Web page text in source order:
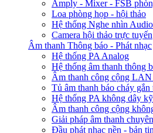
Amply - Mixer - FSB
Loa phòng họp - hội thảo
Hệ thống Nghe nhìn
Camera hội thảo trực tuyến
Âm thanh Thông báo - Phát nhạc
Hệ thống PA Analog
Hệ thống âm thanh thông
Âm thanh công cộng
Tủ âm thanh báo cháy gắn
Hệ thống PA không dây
Âm thanh công cộng
Giải pháp âm thanh
Đầu phát nhạc nền - bản